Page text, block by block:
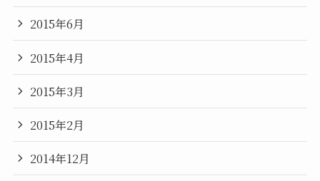
2015年6月
2015年4月
2015年3月
2015年2月
2014年12月